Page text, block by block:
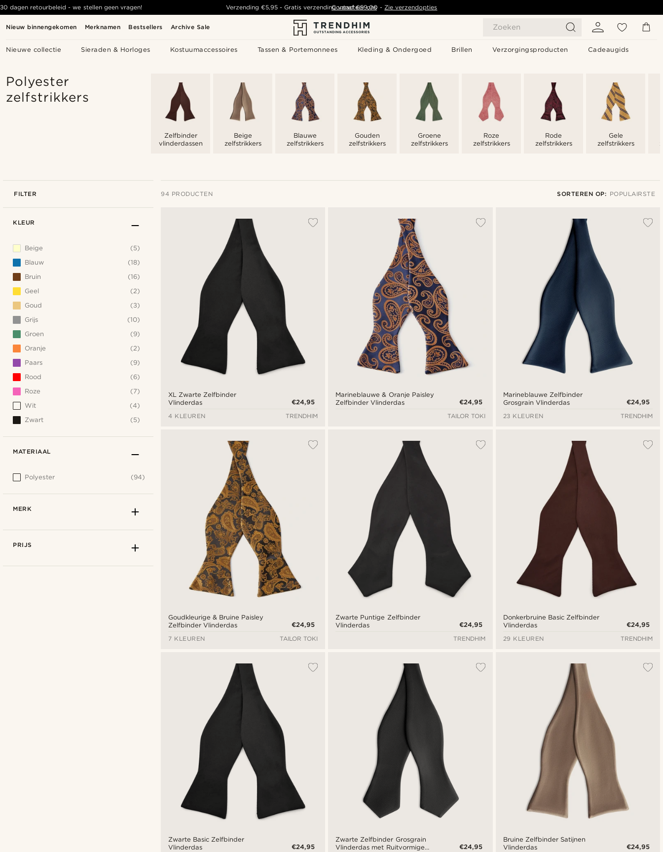
Nieuw binnengekomen Merknamen Bestsellers Archive Sale Zoeken
Nieuwe collectie Sieraden & Horloges Kostuumaccessoires Tassen & Portemonnees Kleding & Ondergoed Brillen Verzorgingsproducten Cadeaugids
30 dagen retourbeleid - we stellen geen vragen! Verzending €5,95- Gratis verzending vanaf€59,00 -Zie verzendopties
Contacteer ons
Polyester
zelfstrikkers
Zelfbinder
vlinderdassen
Beige
zelfstrikkers
Blauwe
zelfstrikkers
Gouden
zelfstrikkers
Groene
zelfstrikkers
Roze
zelfstrikkers
Rode
zelfstrikkers
Gele
zelfstrikkers
FILTER 94 PRODUCTEN SORTEREN OP: POPULAIRSTE
Populairste
Nieuwste
Goedkoopste
Duurste
XL Zwarte Zelfbinder
Vlinderdas
€24,95
4 KLEUREN
TRENDHIM
Marineblauwe & Oranje Paisley
Zelfbinder Vlinderdas
€24,95
TAILOR TOKI
Marineblauwe Zelfbinder
Grosgrain Vlinderdas
€24,95
23 KLEUREN
TRENDHIM
Goudkleurige & Bruine Paisley
Zelfbinder Vlinderdas
€24,95
7 KLEUREN
TAILOR TOKI
Zwarte Puntige Zelfbinder
Vlinderdas
€24,95
TRENDHIM
Donkerbruine Basic Zelfbinder
Vlinderdas
€24,95
29 KLEUREN
TRENDHIM
Zwarte Basic Zelfbinder
Vlinderdas
€24,95
Zwarte Zelfbinder Grosgrain
Vlinderdas met Ruitvormige
€24,95
Bruine Zelfbinder Satijnen
Vlinderdas
€24,95
KLEUR
Beige
(5)
Blauw
(18)
Bruin
(16)
Geel
(2)
Goud
(3)
Grijs
(10)
Groen
(9)
Oranje
(2)
Paars
(9)
Rood
(6)
Roze
(7)
Wit
(4)
Zwart
(5)
MATERIAAL
Polyester (94)
MERK
PRIJS